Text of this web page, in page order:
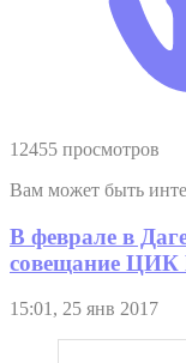
12455 просмотров
Вам может быть
В феврале в
совещание ЦИК
15:01, 25 янв 2017